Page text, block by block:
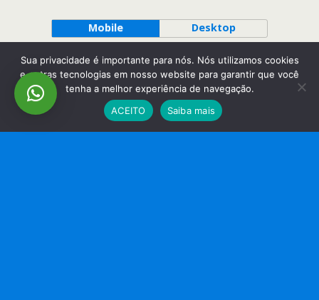
Mobile Desktop
Sua privacidade é importante para nós. Nós utilizamos cookies
e outras tecnologias em nosso website para garantir que você
tenha a melhor experiência de navegação.
ACEITO
Saiba mais